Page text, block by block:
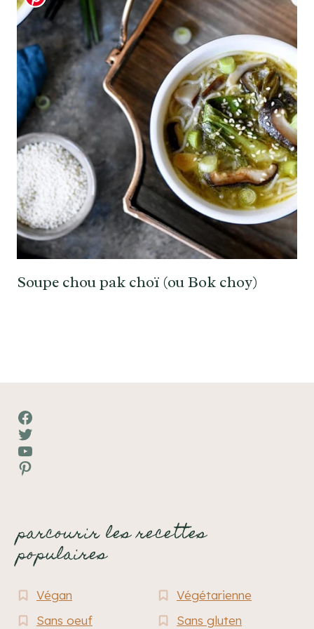
Soupe chou pak choï (ou Bok choy)
Facebook
Twitter
YouTube
Pinterest
parcourir les recettes
populaires
Végan
Végétarienne
Sans oeuf
Sans gluten